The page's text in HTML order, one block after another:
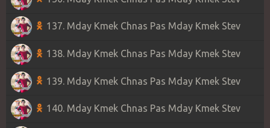
137. Mday Kmek Chnas Pas Mday Kmek Stev
138. Mday Kmek Chnas Pas Mday Kmek Stev
139. Mday Kmek Chnas Pas Mday Kmek Stev
140. Mday Kmek Chnas Pas Mday Kmek Stev